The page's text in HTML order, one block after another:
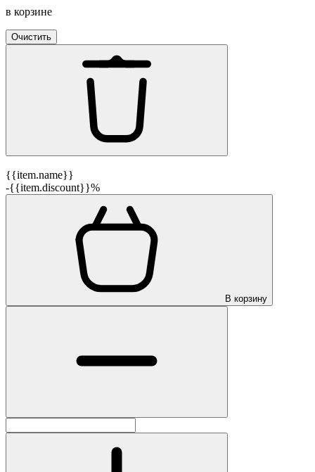
в корзине
Очистить
{{item.name}}
-{{item.discount}}%
В корзину